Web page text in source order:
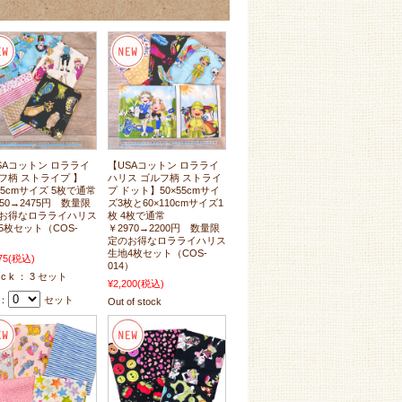
コットン ロラライ
柄 ストライプ 】
サイズ 5枚で通常
円 数量限
得なロラライハリス
枚セット（COS-
(税込)
k ： 3 セット
セット
【USAコットン ロラライ
ハリス ゴルフ柄 ストライ
プ ドット】50×55cmサイ
ズ3枚と60×110cmサイズ1
枚 4枚で通常
￥2970→2200円 数量限
定のお得なロラライハリス
生地4枚セット（COS-
014）
¥2,200(税込)
Out of stock